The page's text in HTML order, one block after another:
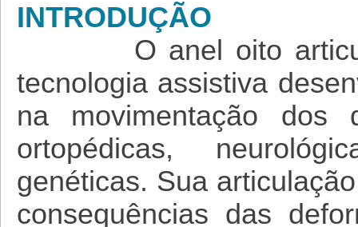
INTRODUÇÃO
O anel oito
tecnologia assistiva
na movimentação dos
ortopédicas,
genéticas. Sua
consequências das